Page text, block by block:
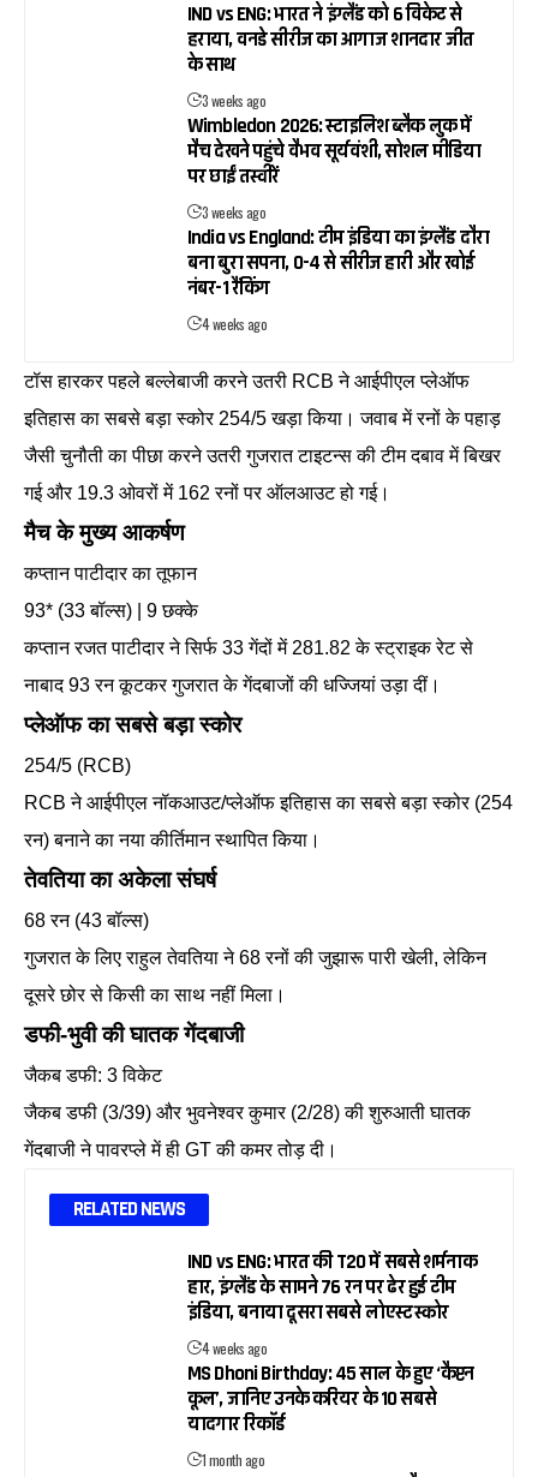
IND vs ENG: भारत ने इंग्लैंड को 6 विकेट से
हराया, वनडे सीरीज का आगाज शानदार जीत
के साथ
3 weeks ago
Wimbledon 2026: स्टाइलिश ब्लैक लुक में
मैच देखने पहुंचे वैभव सूर्यवंशी, सोशल मीडिया
पर छाईं तस्वीरें
3 weeks ago
India vs England: टीम इंडिया का इंग्लैंड दौरा
बना बुरा सपना, 0-4 से सीरीज हारी और खोई
नंबर-1 रैंकिंग
4 weeks ago
टॉस हारकर पहले बल्लेबाजी करने उतरी RCB ने आईपीएल प्लेऑफ
इतिहास का सबसे बड़ा स्कोर 254/5 खड़ा किया। जवाब में रनों के पहाड़
जैसी चुनौती का पीछा करने उतरी गुजरात टाइटन्स की टीम दबाव में बिखर
गई और 19.3 ओवरों में 162 रनों पर ऑलआउट हो गई।
मैच के मुख्य आकर्षण
कप्तान पाटीदार का तूफान
93* (33 बॉल्स) | 9 छक्के
कप्तान रजत पाटीदार ने सिर्फ 33 गेंदों में 281.82 के स्ट्राइक रेट से
नाबाद 93 रन कूटकर गुजरात के गेंदबाजों की धज्जियां उड़ा दीं।
प्लेऑफ का सबसे बड़ा स्कोर
254/5 (RCB)
RCB ने आईपीएल नॉकआउट/प्लेऑफ इतिहास का सबसे बड़ा स्कोर (254
रन) बनाने का नया कीर्तिमान स्थापित किया।
तेवतिया का अकेला संघर्ष
68 रन (43 बॉल्स)
गुजरात के लिए राहुल तेवतिया ने 68 रनों की जुझारू पारी खेली, लेकिन
दूसरे छोर से किसी का साथ नहीं मिला।
डफी-भुवी की घातक गेंदबाजी
जैकब डफी: 3 विकेट
जैकब डफी (3/39) और भुवनेश्वर कुमार (2/28) की शुरुआती घातक
गेंदबाजी ने पावरप्ले में ही GT की कमर तोड़ दी।
RELATED NEWS
IND vs ENG: भारत की T20 में सबसे शर्मनाक
हार, इंग्लैंड के सामने 76 रन पर ढेर हुई टीम
इंडिया, बनाया दूसरा सबसे लोएस्ट स्कोर
4 weeks ago
MS Dhoni Birthday: 45 साल के हुए ‘कैप्टन
कूल’, जानिए उनके करियर के 10 सबसे
यादगार रिकॉर्ड
1 month ago